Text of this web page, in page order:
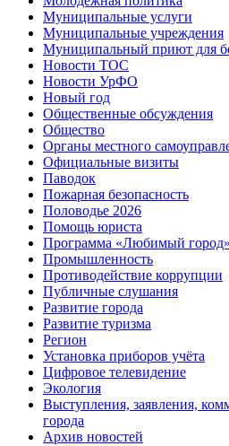
Муниципальные услуги
Муниципальные учреждения
Муниципальный приют для
Новости ТОС
Новости УрФО
Новый год
Общественные обсуждения
Общество
Органы местного
Официальные визиты
Паводок
Пожарная безопасность
Половодье 2026
Помощь юриста
Программа «Любимый город»
Промышленность
Противодействие коррупции
Публичные слушания
Развитие города
Развитие туризма
Регион
Установка приборов учёта
Цифровое телевидение
Экология
Выступления, заявления,
города
Архив новостей